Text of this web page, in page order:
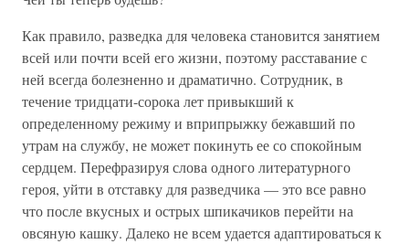
Как правило, разведка для человека становится занятием
всей или почти всей его жизни, поэтому расставание с
ней всегда болезненно и драматично. Сотрудник, в
течение тридцати-сорока лет привыкший к
определенному режиму и вприпрыжку бежавший по
утрам на службу, не может покинуть ее со спокойным
сердцем. Перефразируя слова одного литературного
героя, уйти в отставку для разведчика — это все равно
что после вкусных и острых шпикачиков перейти на
овсяную кашку. Далеко не всем удается адаптироваться к